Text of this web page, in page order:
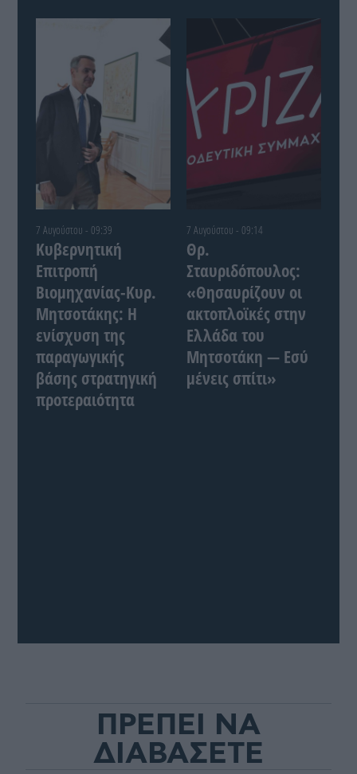
7 Αυγούστου - 09:39
Κυβερνητική
Επιτροπή
Βιομηχανίας-Κυρ.
Μητσοτάκης: Η
ενίσχυση της
παραγωγικής
βάσης στρατηγική
προτεραιότητα
7 Αυγούστου - 09:14
Θρ.
Σταυριδόπουλος:
«Θησαυρίζουν οι
ακτοπλοϊκές στην
Ελλάδα του
Μητσοτάκη — Εσύ
μένεις σπίτι»
ΠΡΕΠΕΙ ΝΑ
ΔΙΑΒΑΣΕΤΕ